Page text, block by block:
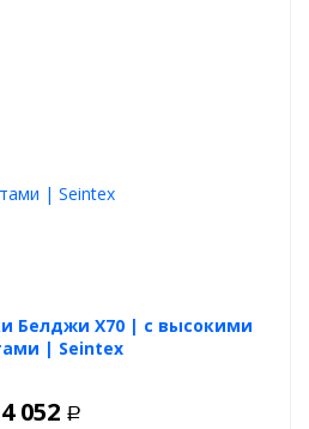
Белджи Х70 | с высокими
| Seintex
4 052 Р